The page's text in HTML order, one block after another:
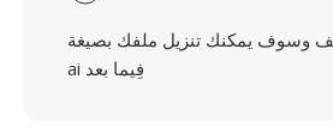
وسوف يمكنك تنزيل ملفك بصيغة
ai فِيما بعد